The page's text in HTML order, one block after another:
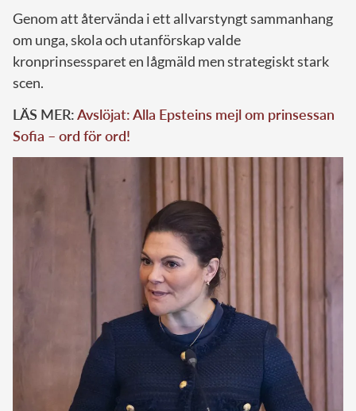
Genom att återvända i ett allvarstyngt sammanhang
om unga, skola och utanförskap valde
kronprinsessparet en lågmäld men strategiskt stark
scen.
LÄS MER:Avslöjat: Alla Epsteins mejl om prinsessan
Sofia – ord för ord!